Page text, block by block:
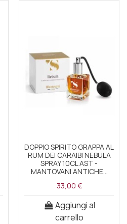
DOPPIO SPIRITO GRAPPA AL
RUM DEI CARAIBI NEBULA
SPRAY 10CL AST -
MANTOVANI ANTICHE...
33,00 €
Aggiungi al
carrello